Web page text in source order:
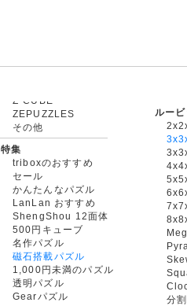
ZEPUZZLES
その他
特集
triboxのおすすめ
セール
かんたんなパズル
LanLan おすすめ
ShengShou 12面体
500円キューブ
名作パズル
磁石搭載パズル
1,000円未満のパズル
透明パズル
Gearパズル
ルー
分